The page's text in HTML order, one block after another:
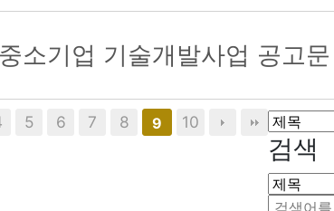
소기업 기술개발사업 공고문
5 6 7 8 9 10
검색